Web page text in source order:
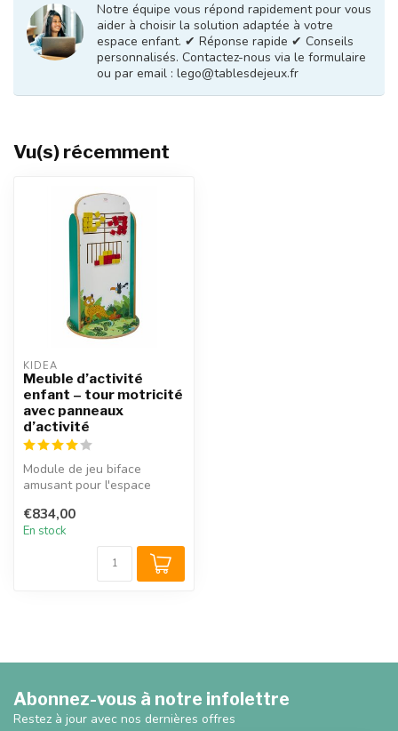
Notre équipe vous répond rapidement pour vous
aider à choisir la solution adaptée à votre
espace enfant. ✔ Réponse rapide ✔ Conseils
personnalisés. Contactez-nous via le formulaire
ou par email : lego@tablesdejeux.fr
Vu(s) récemment
KIDEA
Meuble d’activité
enfant – tour motricité
avec panneaux
d’activité
Module de jeu biface
amusant pour l'espace
aligne 4 ...
€834,00
En stock
Abonnez-vous à notre infolettre
Restez à jour avec nos dernières offres